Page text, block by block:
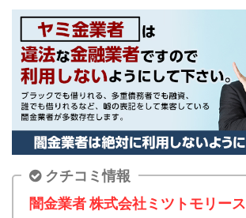
クチコミ情報
闇金業者 株式会社ミツトモリース